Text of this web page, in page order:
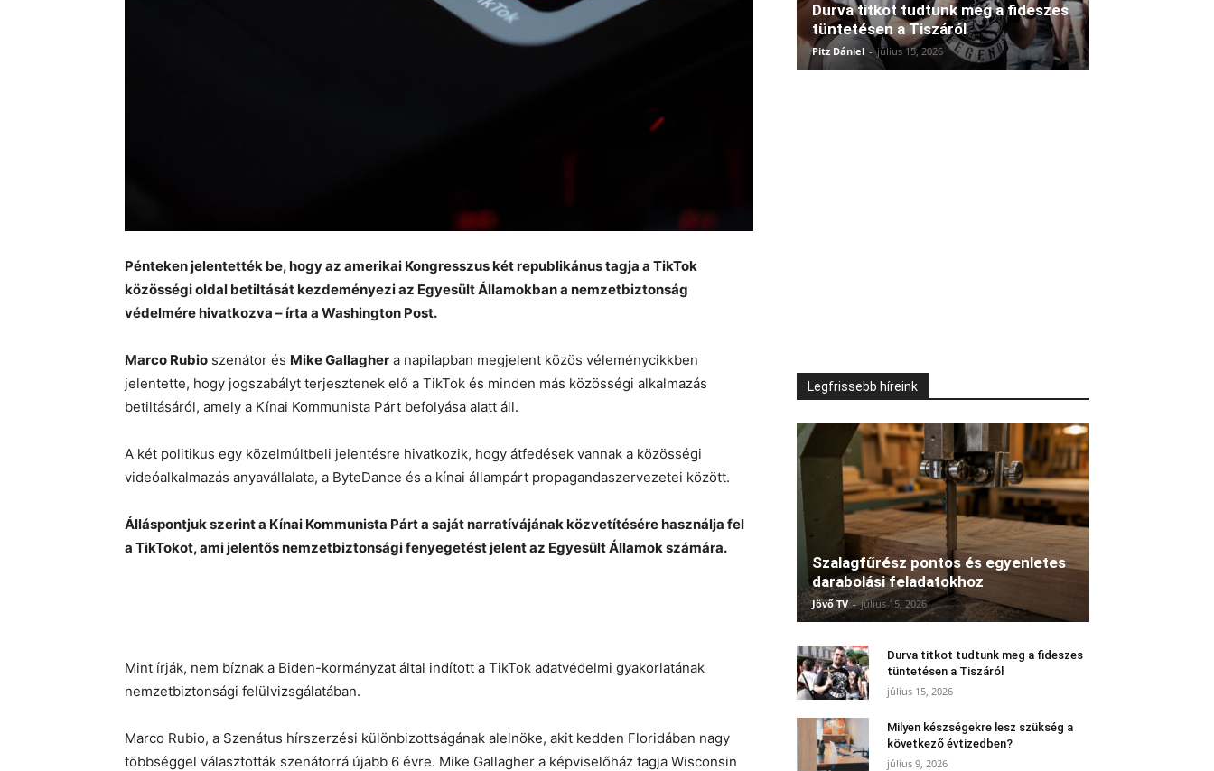
Pénteken jelentették be, hogy az amerikai Kongresszus két republikánus tagja a TikTok
közösségi oldal betiltását kezdeményezi az Egyesült Államokban a nemzetbiztonság
védelmére hivatkozva – írta a Washington Post.
Marco Rubio szenátor és Mike Gallagher a napilapban megjelent közös véleménycikkben
jelentette, hogy jogszabályt terjesztenek elő a TikTok és minden más közösségi alkalmazás
betiltásáról, amely a Kínai Kommunista Párt befolyása alatt áll.
A két politikus egy közelmúltbeli jelentésre hivatkozik, hogy átfedések vannak a közösségi
videóalkalmazás anyavállalata, a ByteDance és a kínai állampárt propagandaszervezetei között.
Álláspontjuk szerint a Kínai Kommunista Párt a saját narratívájának közvetítésére használja fel
a TikTokot, ami jelentős nemzetbiztonsági fenyegetést jelent az Egyesült Államok számára.
Mint írják, nem bíznak a Biden-kormányzat által indított a TikTok adatvédelmi gyakorlatának
nemzetbiztonsági felülvizsgálatában.
Marco Rubio, a Szenátus hírszerzési különbizottságának alelnöke, akit kedden Floridában nagy
többséggel választották szenátorrá újabb 6 évre. Mike Gallagher a képviselőház tagja Wisconsin
Durva titkot tudtunk meg a fideszes
tüntetésen a Tiszáról
Pitz Dániel - július 15, 2026
Legfrissebb híreink
Szalagfűrész pontos és egyenletes
darabolási feladatokhoz
Jövő TV - július 15, 2026
Durva titkot tudtunk meg a fideszes
tüntetésen a Tiszáról
július 15, 2026
Milyen készségekre lesz szükség a
következő évtizedben?
július 9, 2026